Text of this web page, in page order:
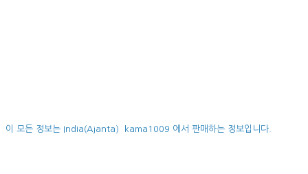
이 모든 정보는 India(Ajanta) kama1009 에서 판매하는 정보입니다.